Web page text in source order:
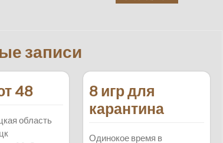
записи
48
область
8 игр для
карантина
Одинокое время в